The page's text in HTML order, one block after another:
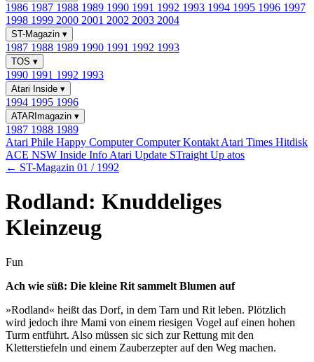
1986 1987 1988 1989 1990 1991 1992 1993 1994 1995 1996 1997
1998 1999 2000 2001 2002 2003 2004
ST-Magazin ▾
1987 1988 1989 1990 1991 1992 1993
TOS ▾
1990 1991 1992 1993
Atari Inside ▾
1994 1995 1996
ATARImagazin ▾
1987 1988 1989
Atari Phile Happy ComputerComputer Kontakt Atari Times Hitdisk
ACE NSW Inside Info Atari Update STraight Up atos
← ST-Magazin 01 / 1992
Rodland: Knuddeliges
Kleinzeug
Fun
Ach wie süß: Die kleine Rit sammelt Blumen auf
»Rodland« heißt das Dorf, in dem Tarn und Rit leben. Plötzlich
wird jedoch ihre Mami von einem riesigen Vogel auf einen hohen
Turm entführt. Also müssen sic sich zur Rettung mit den
Kletterstiefeln und einem Zauberzepter auf den Weg machen.